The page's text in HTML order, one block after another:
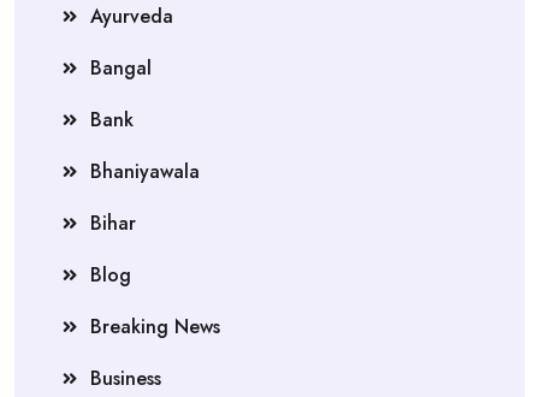
Ayurveda
Bangal
Bank
Bhaniyawala
Bihar
Blog
Breaking News
Business